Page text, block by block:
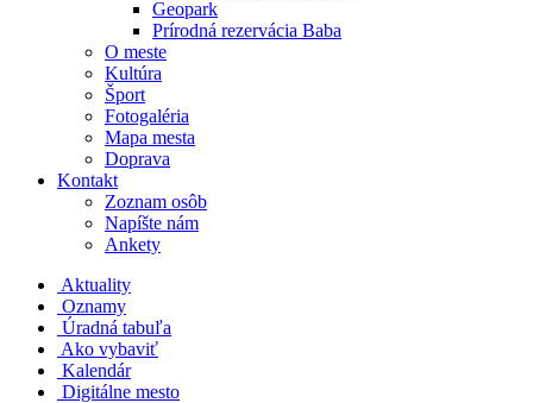
Geopark
Prírodná rezervácia Baba
O meste
Kultúra
Šport
Fotogaléria
Mapa mesta
Doprava
Kontakt
Zoznam osôb
Napíšte nám
Ankety
Aktuality
Oznamy
Úradná tabuľa
Ako vybaviť
Kalendár
Digitálne mesto